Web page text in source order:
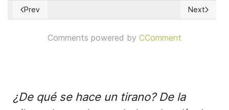
Previous article: La meta de los Cursillos de Cristiandad
Prev Next
Next
Comments powered by CComment
¿De qué se hace un tirano? De la